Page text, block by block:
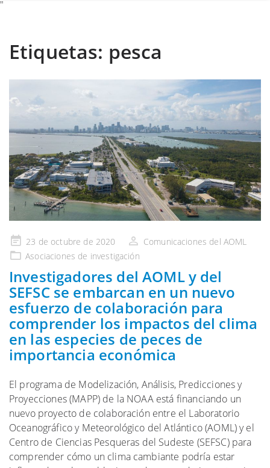
"
Etiquetas: pesca
Publicado
en
23 de octubre de 2020
Comunicaciones del AOML
Asociaciones de investigación
Investigadores del AOML y del
SEFSC se embarcan en un nuevo
esfuerzo de colaboración para
comprender los impactos del clima
en las especies de peces de
importancia económica
El programa de Modelización, Análisis, Predicciones y
Proyecciones (MAPP) de la NOAA está financiando un
nuevo proyecto de colaboración entre el Laboratorio
Oceanográfico y Meteorológico del Atlántico (AOML) y el
Centro de Ciencias Pesqueras del Sudeste (SEFSC) para
comprender cómo un clima cambiante podría estar